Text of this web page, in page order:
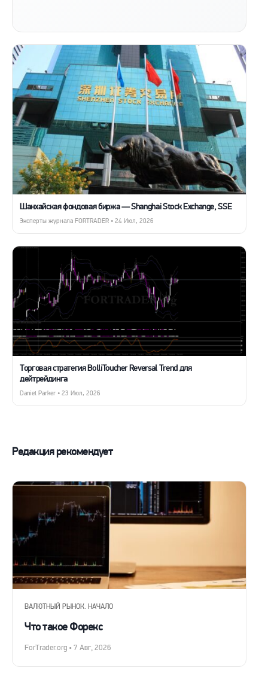
Шанхайская фондовая биржа — Shanghai Stock Exchange, SSE
Эксперты журнала FORTRADER • 24 Июл, 2026
Торговая стратегия BolliToucher Reversal Trend для
дейтрейдинга
Daniel Parker • 23 Июл, 2026
Редакция рекомендует
ВАЛЮТНЫЙ РЫНОК. НАЧАЛО
Что такое Форекс
ForTrader.org • 7 Авг, 2026